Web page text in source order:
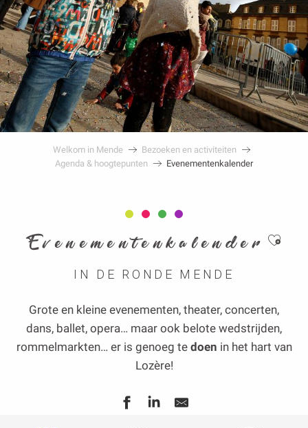
Welkom in Mende
Bezoeken en activiteiten
Agenda & hoogtepunten
Evenementenkalender
Evenementenkalender
IN DE RONDE MENDE
Grote en kleine evenementen, theater, concerten,
dans, ballet, opera… maar ook belote wedstrijden,
rommelmarkten… er is genoeg te doen in het hart van
Lozère!